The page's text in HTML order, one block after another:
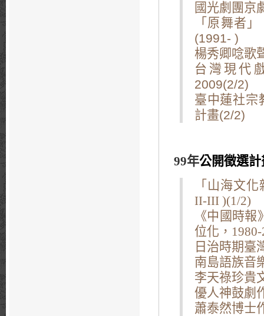
國光劇團京
「原舞者
(1991- )
楊秀卿唸歌
台灣現代
2009(2/2)
臺中蓮社宗
計畫(2/2)
99年公開徵選計
「山海文
II-III )(1/2)
《中國時
位化，
日治時期臺
南島語族音
李天祿珍貴
優人神鼓劇
蕭泰然博士